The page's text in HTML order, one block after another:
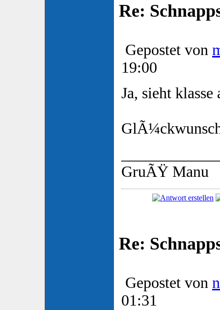
Re:
Gepostet von
19:00
Ja, sieht klasse
GruÃŸ Manu
Re:
Gepostet von
01:31